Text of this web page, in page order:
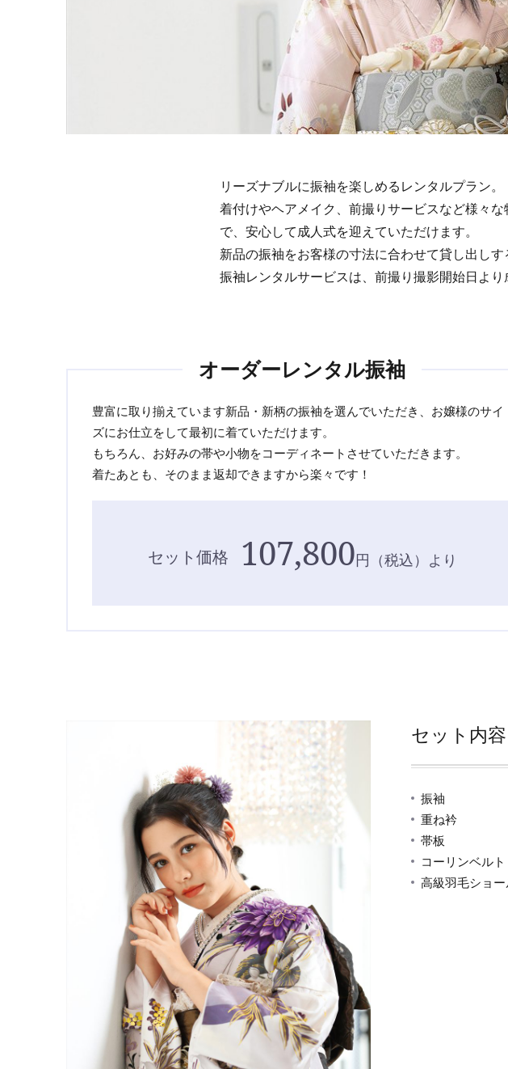
リーズナブルに振袖を楽しめるレンタルプラン。
着付けやヘアメイク、前撮りサービスなど様々
で、安心して成人式を迎えていただけます。
新品の振袖をお客様の寸法に合わせて貸し出しす
振袖レンタルサービスは、前撮り撮影開始日よ
オーダーレンタル振袖
豊富に取り揃えています新品・新柄の振袖を選んでいただき、お嬢様のサイ
ズにお仕立をして最初に着ていただけます。
もちろん、お好みの帯や小物をコーディネートさせていただきます。
着たあとも、そのまま返却できますから楽々です！
セット価格 107,800円 （税込）より
セット内容
振袖
重ね衿
帯板
コーリンベルト
高級羽毛ショ